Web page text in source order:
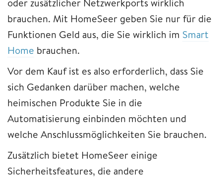
brauchen. Mit HomeSeer geben Sie nur für die
Funktionen Geld aus, die Sie wirklich im Smart
Home brauchen.
Vor dem Kauf ist es also erforderlich, dass Sie
sich Gedanken darüber machen, welche
heimischen Produkte Sie in die
Automatisierung einbinden möchten und
welche Anschlussmöglichkeiten Sie brauchen.
Zusätzlich bietet HomeSeer einige
Sicherheitsfeatures, die andere